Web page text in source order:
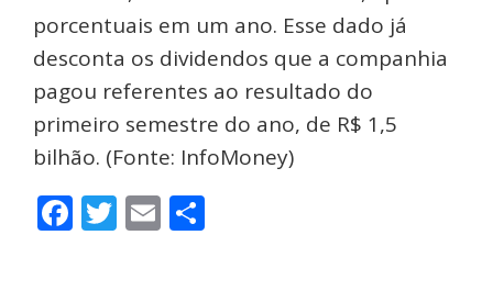
porcentuais em um ano. Esse dado já
desconta os dividendos que a companhia
pagou referentes ao resultado do
primeiro semestre do ano, de R$ 1,5
bilhão. (Fonte: InfoMoney)
Facebook
Twitter
Email